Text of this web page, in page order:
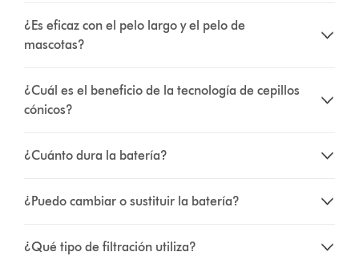
¿Es eficaz con el pelo largo y el pelo de
mascotas?
¿Cuál es el beneficio de la tecnología de cepillos
cónicos?
¿Cuánto dura la batería?
¿Puedo cambiar o sustituir la batería?
¿Qué tipo de filtración utiliza?